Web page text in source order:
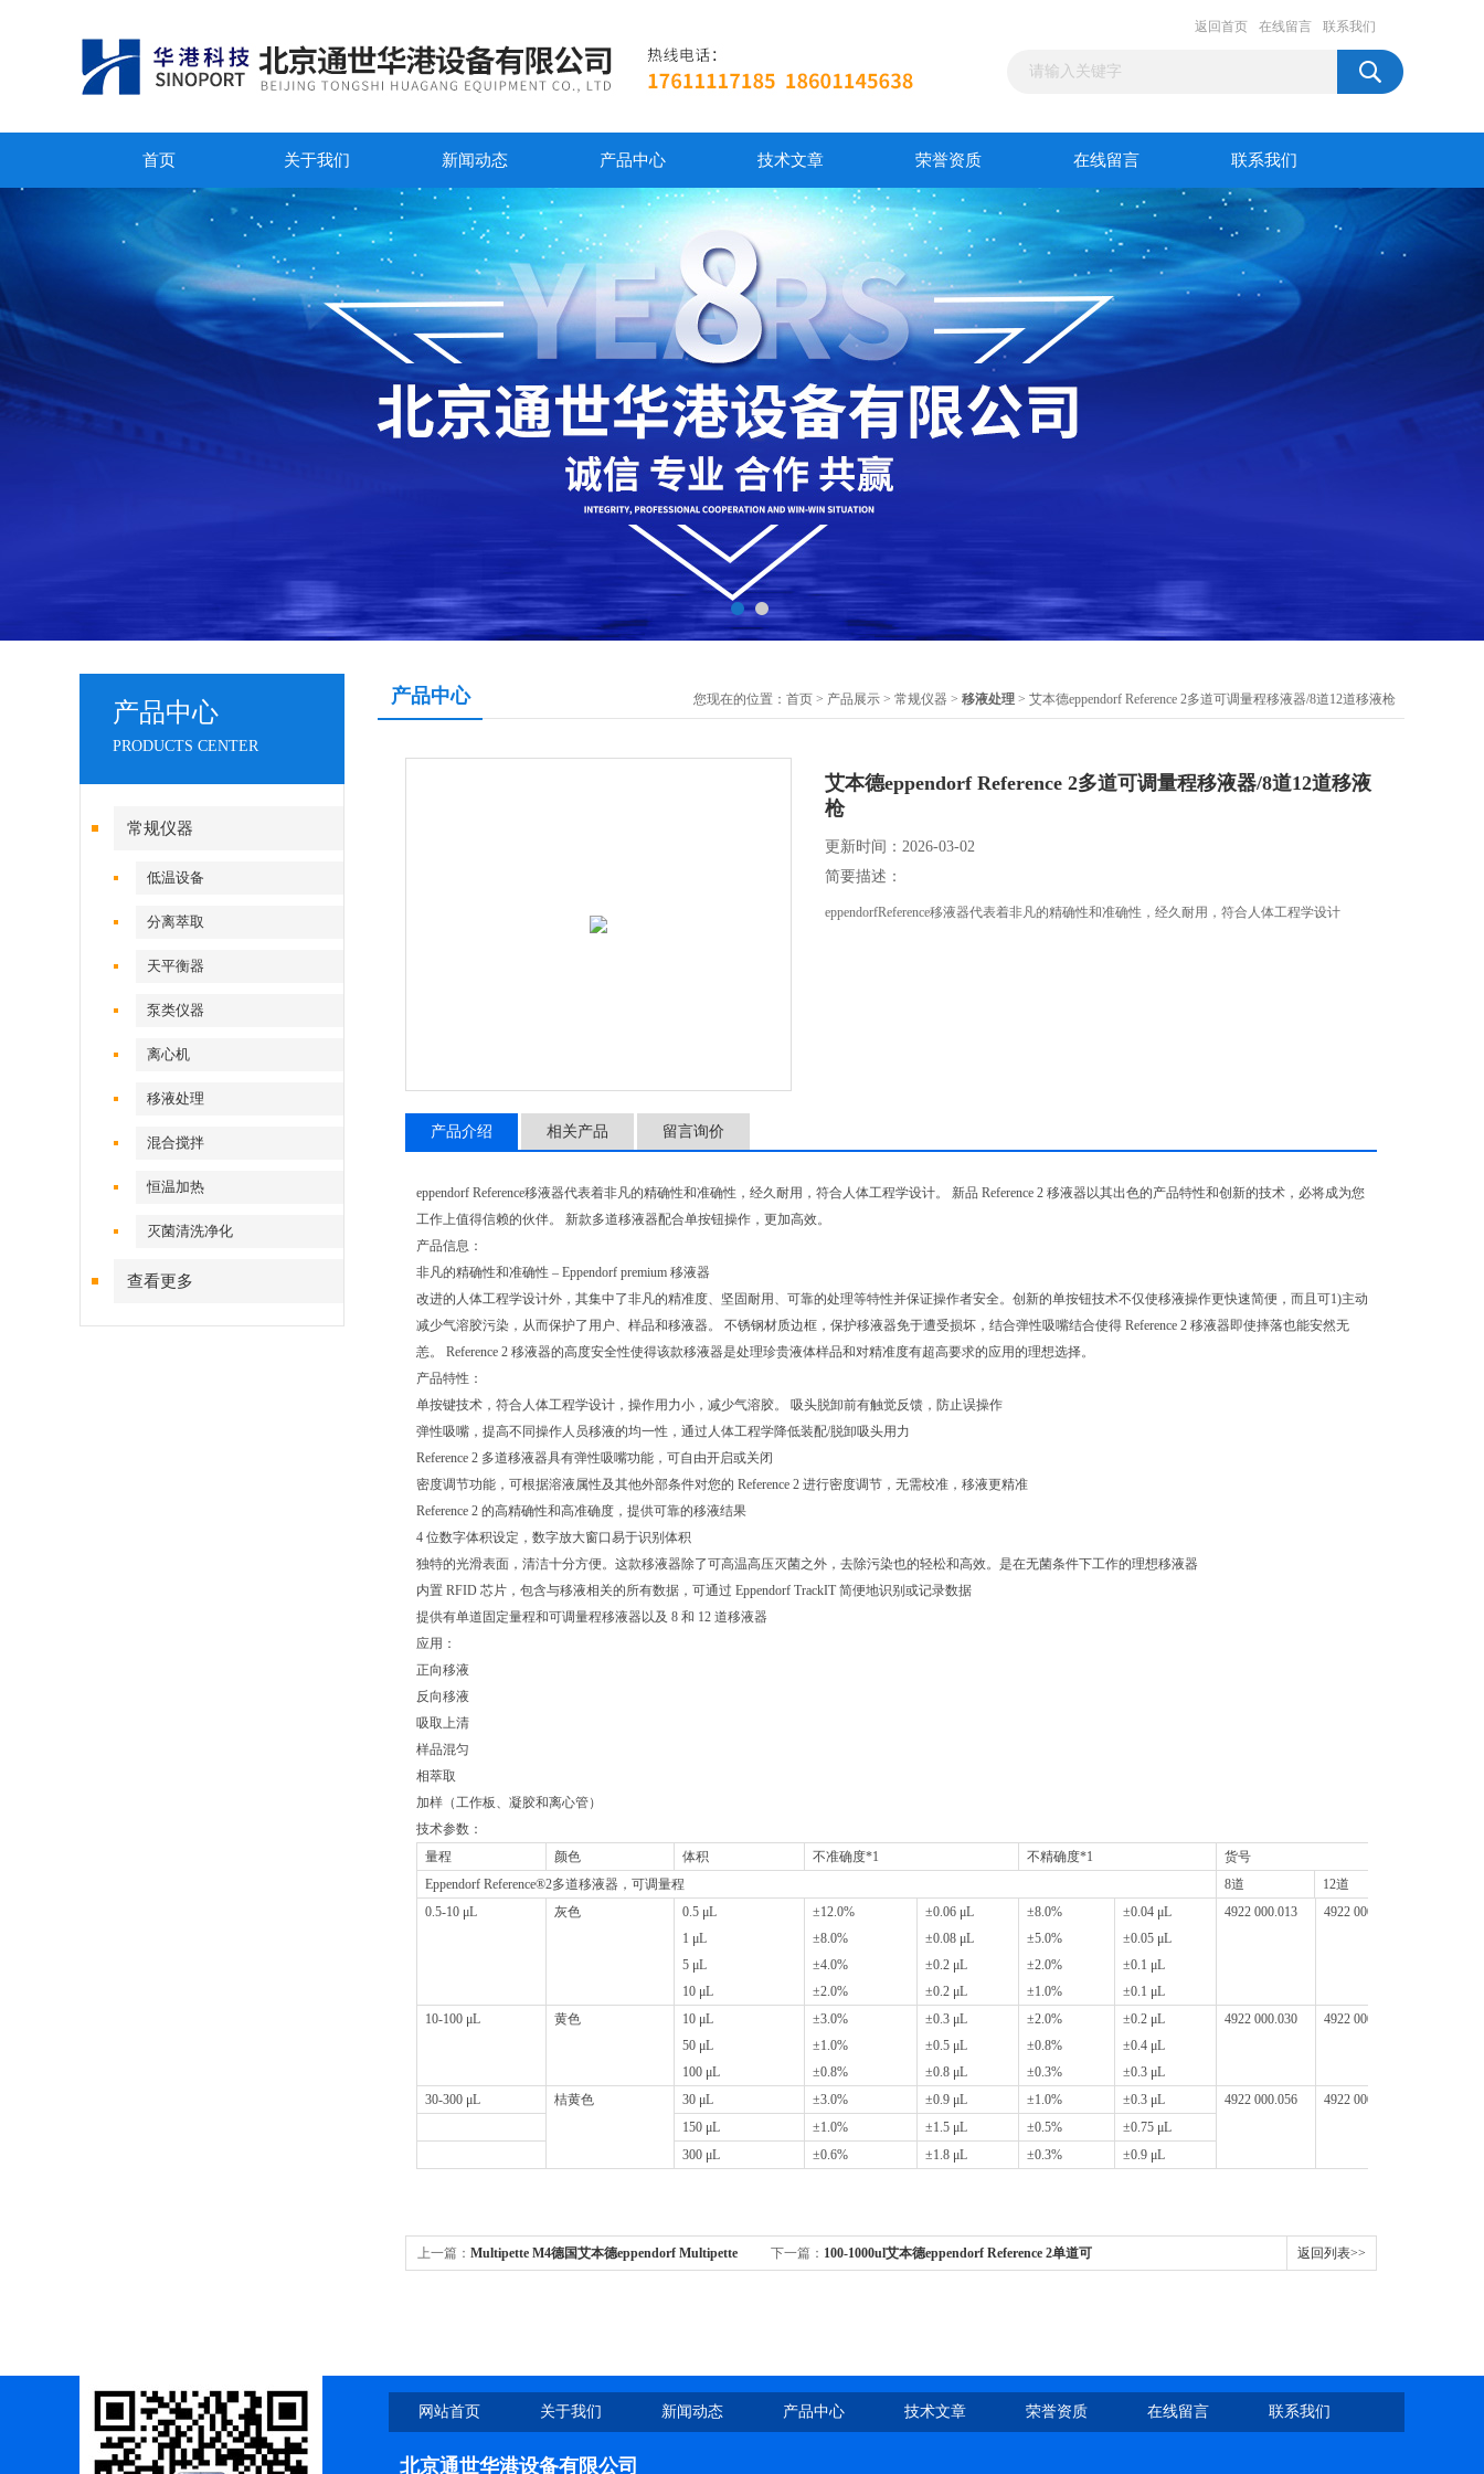
返回首页 在线留言 联系我们
首页 关于我们 新闻动态 产品中心 技术文章 荣誉资质 在线留言 联系我们
产品中心
PRODUCTS CENTER
常规仪器
低温设备
分离萃取
天平衡器
泵类仪器
离心机
移液处理
混合搅拌
恒温加热
灭菌清洗净化
查看更多
产品中心 您现在的位置： 首页 > 产品展示 > 常规仪器 > 移液处理 > 艾本德eppendorf Reference 2多道可调量程移液器/8道12道移液枪
艾本德eppendorf Reference 2多道可调量程移液器/8道12道移液
枪
更新时间：2026-03-02
简要描述：
eppendorfReference移液器代表着非凡的精确性和准确性，经久耐用，符合人体工程学设计
产品介绍 相关产品 留言询价
eppendorf Reference移液器代表着非凡的精确性和准确性，经久耐用，符合人体工程学设计。 新品 Reference 2 移液器以其出色的产品特性和创新的技术，必将成为您
工作上值得信赖的伙伴。 新款多道移液器配合单按钮操作，更加高效。
产品信息：
非凡的精确性和准确性 – Eppendorf premium 移液器
改进的人体工程学设计外，其集中了非凡的精准度、坚固耐用、可靠的处理等特性并保证操作者安全。创新的单按钮技术不仅使移液操作更快速简便，而且可1)主动
减少气溶胶污染，从而保护了用户、样品和移液器。 不锈钢材质边框，保护移液器免于遭受损坏，结合弹性吸嘴结合使得 Reference 2 移液器即使摔落也能安然无
恙。 Reference 2 移液器的高度安全性使得该款移液器是处理珍贵液体样品和对精准度有超高要求的应用的理想选择。
产品特性：
单按键技术，符合人体工程学设计，操作用力小，减少气溶胶。 吸头脱卸前有触觉反馈，防止误操作
弹性吸嘴，提高不同操作人员移液的均一性，通过人体工程学降低装配/脱卸吸头用力
Reference 2 多道移液器具有弹性吸嘴功能，可自由开启或关闭
密度调节功能，可根据溶液属性及其他外部条件对您的 Reference 2 进行密度调节，无需校准，移液更精准
Reference 2 的高精确性和高准确度，提供可靠的移液结果
4 位数字体积设定，数字放大窗口易于识别体积
独特的光滑表面，清洁十分方便。这款移液器除了可高温高压灭菌之外，去除污染也的轻松和高效。是在无菌条件下工作的理想移液器
内置 RFID 芯片，包含与移液相关的所有数据，可通过 Eppendorf TrackIT 简便地识别或记录数据
提供有单道固定量程和可调量程移液器以及 8 和 12 道移液器
应用：
正向移液
反向移液
吸取上清
样品混匀
相萃取
加样（工作板、凝胶和离心管）
技术参数：
量程
颜色 体积 不准确度*1 不精确度*1
货号
Eppendorf Reference®2多道移液器，可调量程
8道
12道
0.5-10 μL
灰色
0.5 μL
1 μL
5 μL
10 μL
±12.0%
±8.0%
±4.0%
±2.0%
±0.06 μL
±0.08 μL
±0.2 μL
±0.2 μL
±8.0%
±5.0%
±2.0%
±1.0%
±0.04 μL
±0.05 μL
±0.1 μL
±0.1 μL
4922 000.013 4922 000.021
10-100 μL 黄色
10 μL
50 μL
100 μL
±3.0%
±1.0%
±0.8%
±0.3 μL
±0.5 μL
±0.8 μL
±2.0%
±0.8%
±0.3%
±0.2 μL
±0.4 μL
±0.3 μL
4922 000.030 4922 000.048
30-300 μL 桔黄色 30 μL ±3.0% ±0.9 μL ±1.0% ±0.3 μL 4922 000.056
4922 000.064
150 μL
±1.0% ±1.5 μL ±0.5%
±0.75 μL
300 μL
±0.6% ±1.8 μL ±0.3% ±0.9 μL
上一篇： Multipette M4德国艾本德eppendorf Multipette 下一篇： 100-1000ul艾本德eppendorf Reference 2单道可 返回列表>>
网站首页 关于我们 新闻动态 产品中心 技术文章 荣誉资质 在线留言 联系我们
北京通世华港设备有限公司